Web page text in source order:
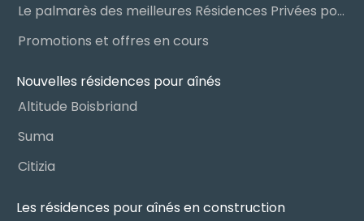
Le palmarès des meilleures Résidences Privées pour Aînés (RPA)
Promotions et offres en cours
Nouvelles résidences pour aînés
Altitude Boisbriand
Suma
Citizia
Les résidences pour aînés en construction